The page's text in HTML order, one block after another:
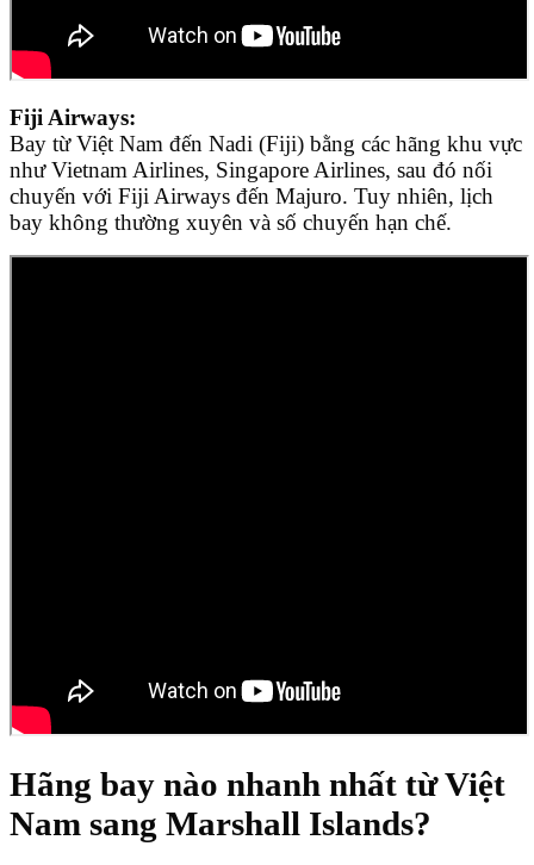
Fiji Airways:
Bay từ Việt Nam đến Nadi (Fiji) bằng các hãng khu vực
như Vietnam Airlines, Singapore Airlines, sau đó nối
chuyến với Fiji Airways đến Majuro. Tuy nhiên, lịch
bay không thường xuyên và số chuyến hạn chế.
Hãng bay nào nhanh nhất từ Việt
Nam sang Marshall Islands?